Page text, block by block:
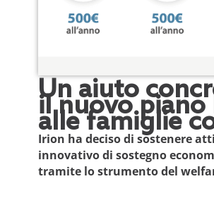
Un aiuto
il nuovo
alle famiglie
Irion ha deciso di sostenere
innovativo di sostegno
tramite lo strumento del